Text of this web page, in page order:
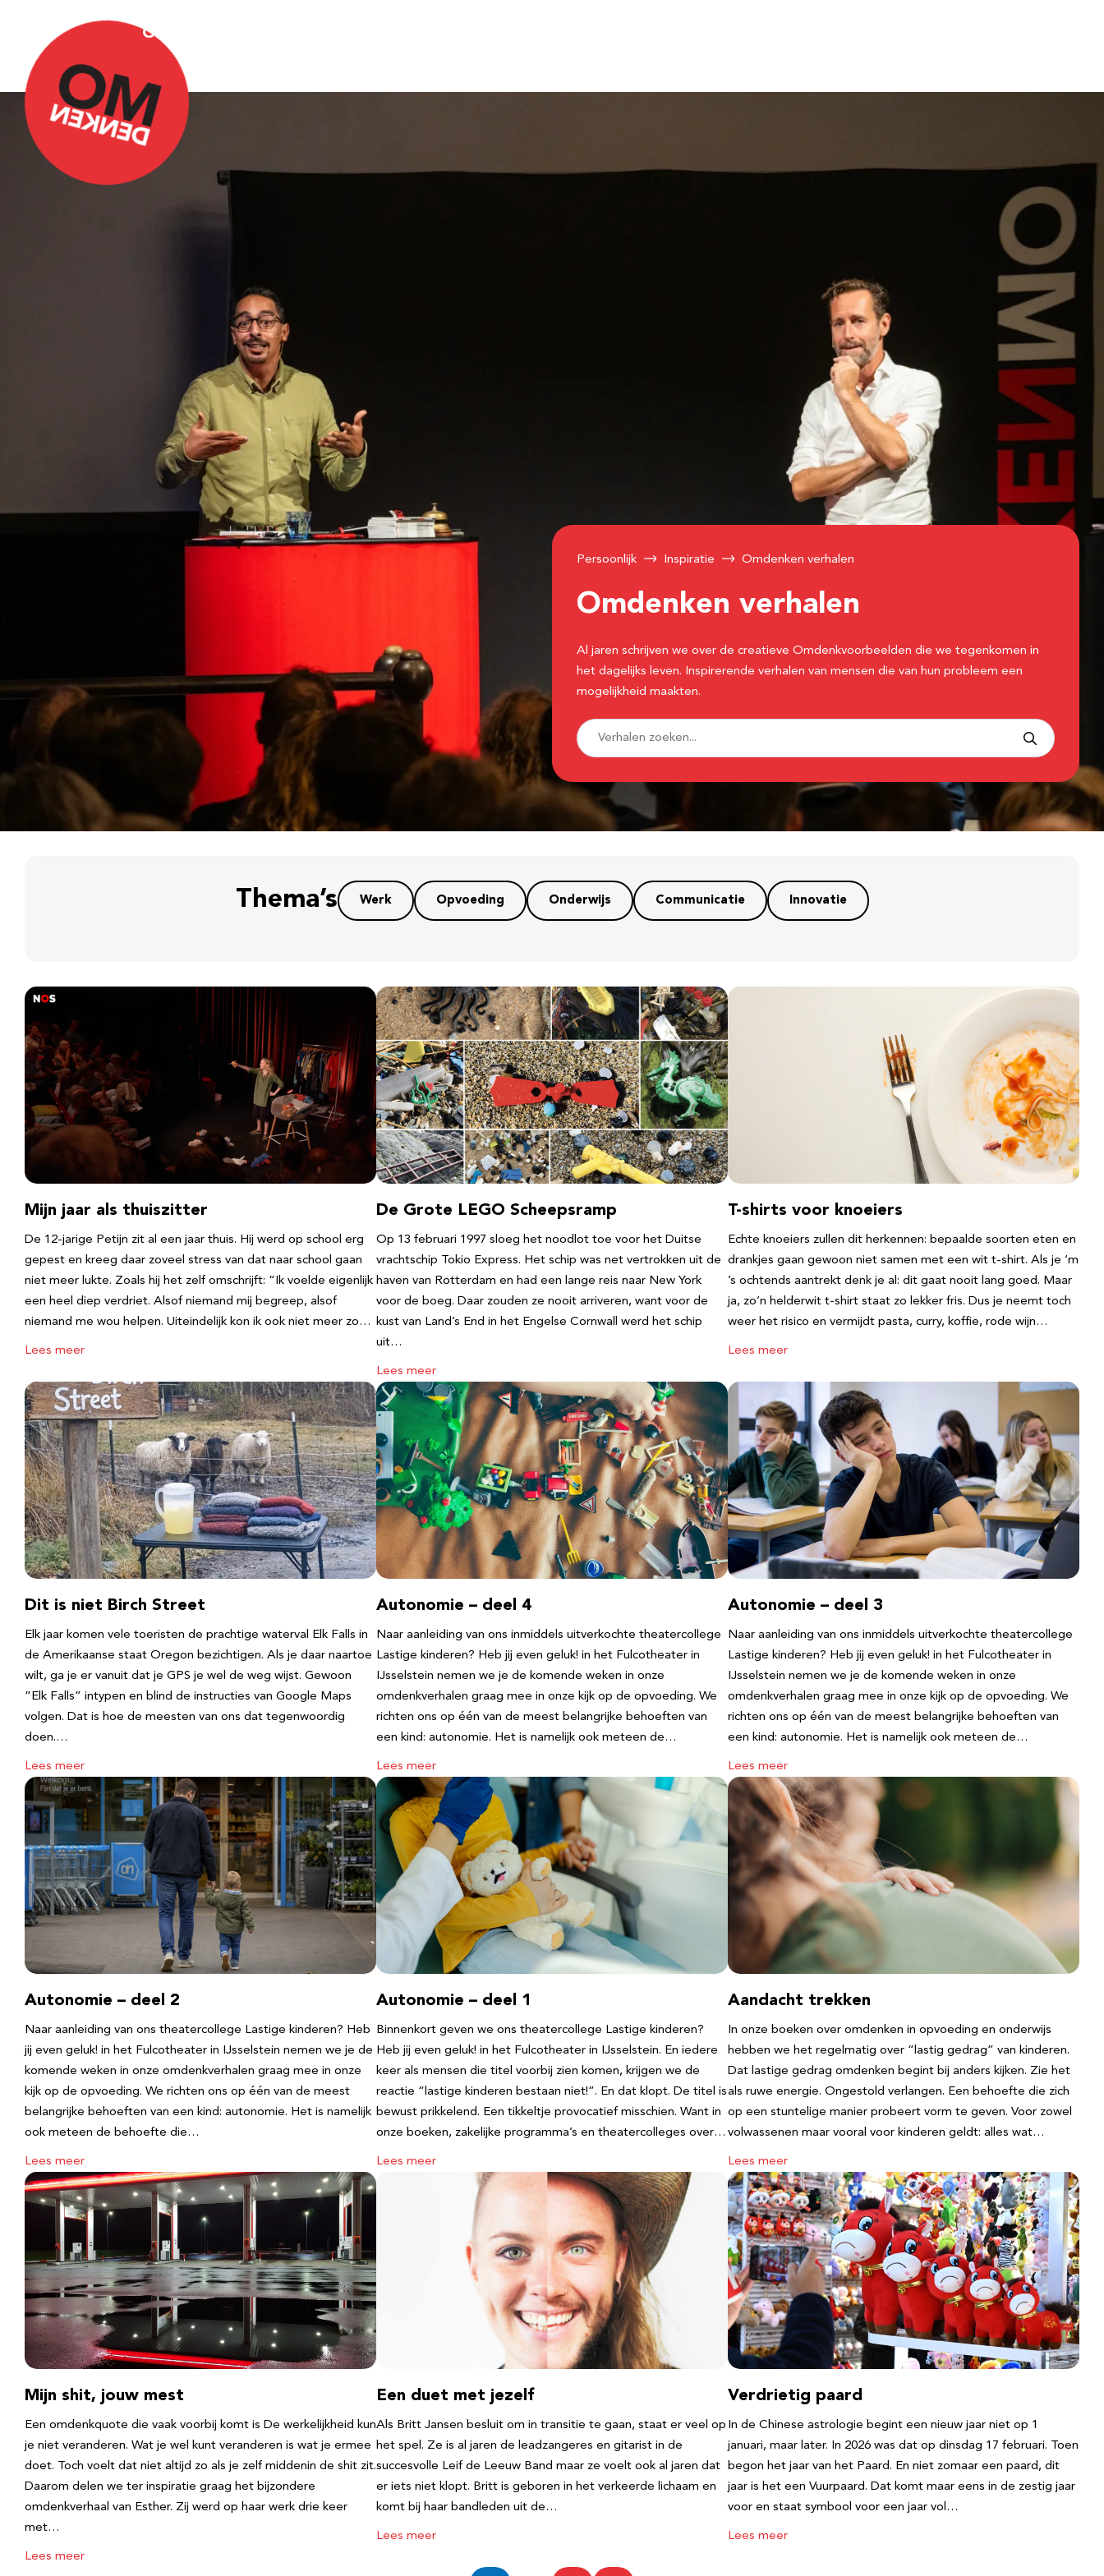
Over Omdenken
Persoonlijk Inspiratie Omdenken verhalen
Omdenken verhalen
Al jaren schrijven we over de creatieve Omdenkvoorbeelden die we tegenkomen in
het dagelijks leven. Inspirerende verhalen van mensen die van hun probleem een
mogelijkheid maakten.
Thema’s Werk Opvoeding Onderwijs Communicatie Innovatie
Mijn jaar als thuiszitter
De 12-jarige Petijn zit al een jaar thuis. Hij werd op school erg
gepest en kreeg daar zoveel stress van dat naar school gaan
niet meer lukte. Zoals hij het zelf omschrijft: “Ik voelde eigenlijk
een heel diep verdriet. Alsof niemand mij begreep, alsof
niemand me wou helpen. Uiteindelijk kon ik ook niet meer zo…
Lees meer
De Grote LEGO Scheepsramp
Op 13 februari 1997 sloeg het noodlot toe voor het Duitse
vrachtschip Tokio Express. Het schip was net vertrokken uit de
haven van Rotterdam en had een lange reis naar New York
voor de boeg. Daar zouden ze nooit arriveren, want voor de
kust van Land’s End in het Engelse Cornwall werd het schip
uit…
Lees meer
T-shirts voor knoeiers
Echte knoeiers zullen dit herkennen: bepaalde soorten eten en
drankjes gaan gewoon niet samen met een wit t-shirt. Als je ‘m
’s ochtends aantrekt denk je al: dit gaat nooit lang goed. Maar
ja, zo’n helderwit t-shirt staat zo lekker fris. Dus je neemt toch
weer het risico en vermijdt pasta, curry, koffie, rode wijn…
Lees meer
Dit is niet Birch Street
Elk jaar komen vele toeristen de prachtige waterval Elk Falls in
de Amerikaanse staat Oregon bezichtigen. Als je daar naartoe
wilt, ga je er vanuit dat je GPS je wel de weg wijst. Gewoon
“Elk Falls” intypen en blind de instructies van Google Maps
volgen. Dat is hoe de meesten van ons dat tegenwoordig
doen.…
Lees meer
Autonomie – deel 4
Naar aanleiding van ons inmiddels uitverkochte theatercollege
Lastige kinderen? Heb jij even geluk! in het Fulcotheater in
IJsselstein nemen we je de komende weken in onze
omdenkverhalen graag mee in onze kijk op de opvoeding. We
richten ons op één van de meest belangrijke behoeften van
een kind: autonomie. Het is namelijk ook meteen de…
Lees meer
Autonomie – deel 3
Naar aanleiding van ons inmiddels uitverkochte theatercollege
Lastige kinderen? Heb jij even geluk! in het Fulcotheater in
IJsselstein nemen we je de komende weken in onze
omdenkverhalen graag mee in onze kijk op de opvoeding. We
richten ons op één van de meest belangrijke behoeften van
een kind: autonomie. Het is namelijk ook meteen de…
Lees meer
Autonomie – deel 2
Naar aanleiding van ons theatercollege Lastige kinderen? Heb
jij even geluk! in het Fulcotheater in IJsselstein nemen we je de
komende weken in onze omdenkverhalen graag mee in onze
kijk op de opvoeding. We richten ons op één van de meest
belangrijke behoeften van een kind: autonomie. Het is namelijk
ook meteen de behoefte die…
Lees meer
Autonomie – deel 1
Binnenkort geven we ons theatercollege Lastige kinderen?
Heb jij even geluk! in het Fulcotheater in IJsselstein. En iedere
keer als mensen die titel voorbij zien komen, krijgen we de
reactie “lastige kinderen bestaan niet!”. En dat klopt. De titel is
bewust prikkelend. Een tikkeltje provocatief misschien. Want in
onze boeken, zakelijke programma’s en theatercolleges over…
Lees meer
Aandacht trekken
In onze boeken over omdenken in opvoeding en onderwijs
hebben we het regelmatig over “lastig gedrag” van kinderen.
Dat lastige gedrag omdenken begint bij anders kijken. Zie het
als ruwe energie. Ongestold verlangen. Een behoefte die zich
op een stuntelige manier probeert vorm te geven. Voor zowel
volwassenen maar vooral voor kinderen geldt: alles wat…
Lees meer
Mijn shit, jouw mest
Een omdenkquote die vaak voorbij komt is De werkelijkheid kun
je niet veranderen. Wat je wel kunt veranderen is wat je ermee
doet. Toch voelt dat niet altijd zo als je zelf middenin de shit zit.
Daarom delen we ter inspiratie graag het bijzondere
omdenkverhaal van Esther. Zij werd op haar werk drie keer
met…
Lees meer
Een duet met jezelf
Als Britt Jansen besluit om in transitie te gaan, staat er veel op
het spel. Ze is al jaren de leadzangeres en gitarist in de
succesvolle Leif de Leeuw Band maar ze voelt ook al jaren dat
er iets niet klopt. Britt is geboren in het verkeerde lichaam en
komt bij haar bandleden uit de…
Lees meer
Verdrietig paard
In de Chinese astrologie begint een nieuw jaar niet op 1
januari, maar later. In 2026 was dat op dinsdag 17 februari. Toen
begon het jaar van het Paard. En niet zomaar een paard, dit
jaar is het een Vuurpaard. Dat komt maar eens in de zestig jaar
voor en staat symbool voor een jaar vol…
Lees meer